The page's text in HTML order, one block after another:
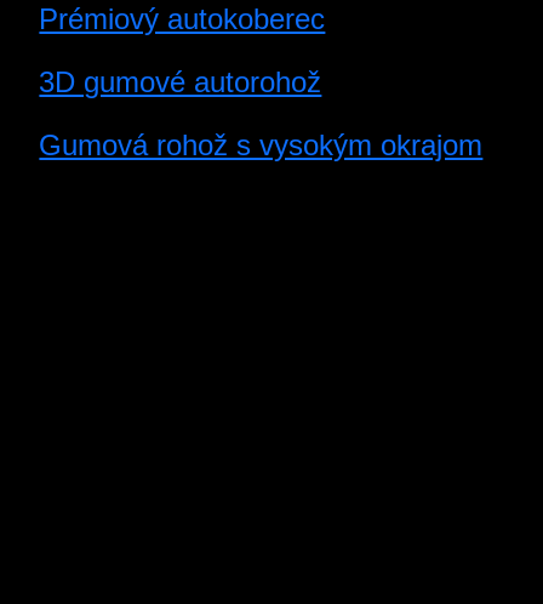
Prémiový autokoberec
3D gumové autorohož
Gumová rohož s vysokým okrajom